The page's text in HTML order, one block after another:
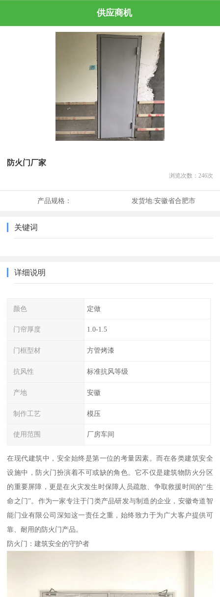
供应商机
防火门厂家
浏览次数： 246次
产品规格： 发货地:安徽省合肥市
关键词
详细说明
颜色 定做
门帘厚度 1.0-1.5
门框型材 方管烤漆
抗风性 标准抗风等级
产地 安徽
制作工艺 模压
使用范围 厂房车间
在现代建筑中，安全始终是第一位的考量因素。而在各类建筑安全
设施中，防火门扮演着不可或缺的角色。它不仅是建筑物防火分区
的重要屏障，更是在火灾发生时保障人员疏散、争取救援时间的“生
命之门”。作为一家专注于门类产品研发与制造的企业，安徽奇道智
能门业有限公司深知这一责任之重，始终致力于为广大客户提供可
靠、耐用的防火门产品。
防火门：建筑安全的守护者